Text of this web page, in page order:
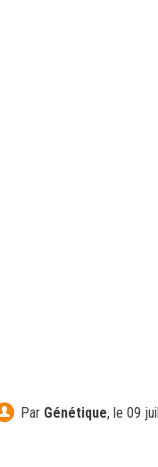
Par Génétique, le 09